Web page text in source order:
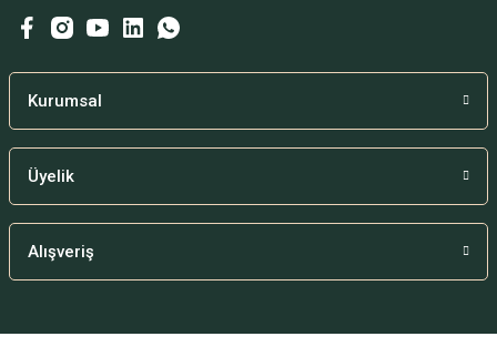
Kurumsal
Üyelik
Alışveriş